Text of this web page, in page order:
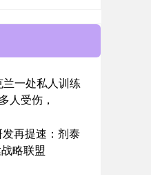
一处私人训练
人受伤，
再提速：剂泰
略联盟